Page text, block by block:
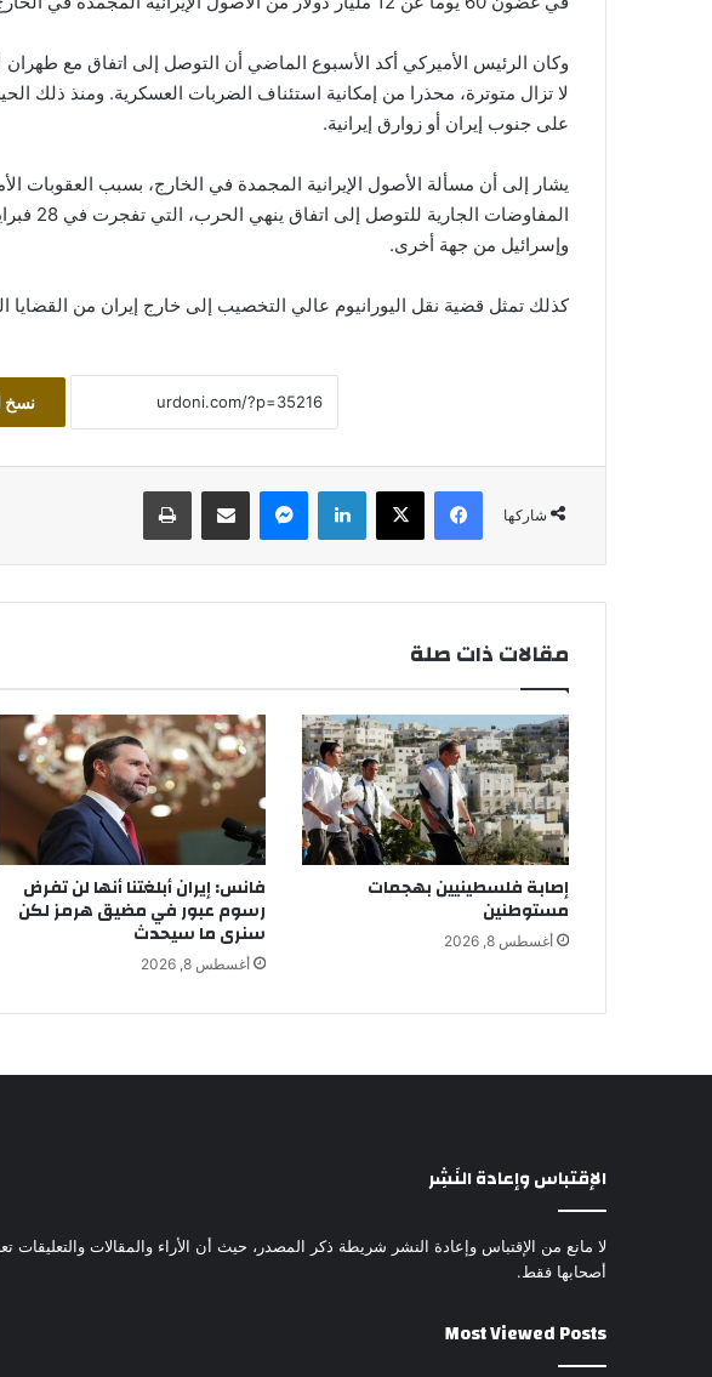
وكان الرئيس الأميركي أكد الأسبوع الماضي أن التوصل إلى اتفاق مع
لا تزال متوترة، محذرا من إمكانية استئناف الضربات العسكرية. ومنذ ذلك
على جنوب إيران أو زوارق إيرانية.
يشار إلى أن مسألة الأصول الإيرانية المجمدة في الخارج، بسبب العقوبات
وإسرائيل من جهة أخرى.
كذلك تمثل قضية نقل اليورانيوم عالي التخصيب إلى خارج إيران من القضايا
نسخ
شاركها
فيسبوك لينكدإن
مقالات ذات صلة
إصابة فلسطينيين بهجمات
مستوطنين
أغسطس 8, 2026
فانس: إيران أبلغتنا أنها لن تفرض
رسوم عبور في مضيق هرمز لكن
سنرى ما سيحدث
أغسطس 8, 2026
الإقتباس وإعادة النَشِر
لا مانع من الإقتباس وإعادة النشر شريطة ذكر المصدر، حيث أن الأراء والمقالات والتعليقات
أصحابها فقط.
Most Viewed Posts